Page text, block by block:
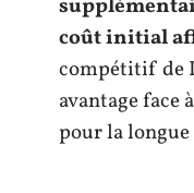
coût initial
compétitif de
avantage face
pour la